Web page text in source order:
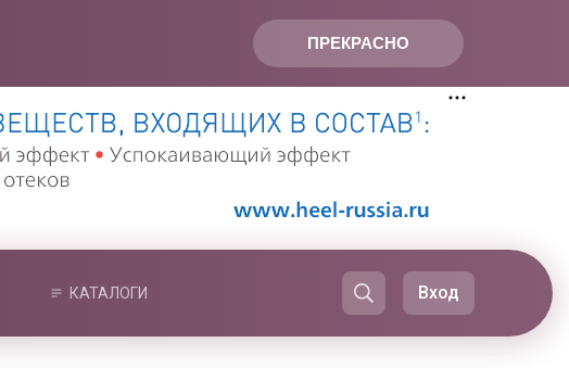
ПРЕКРАСНО
КАТАЛОГИ Вход